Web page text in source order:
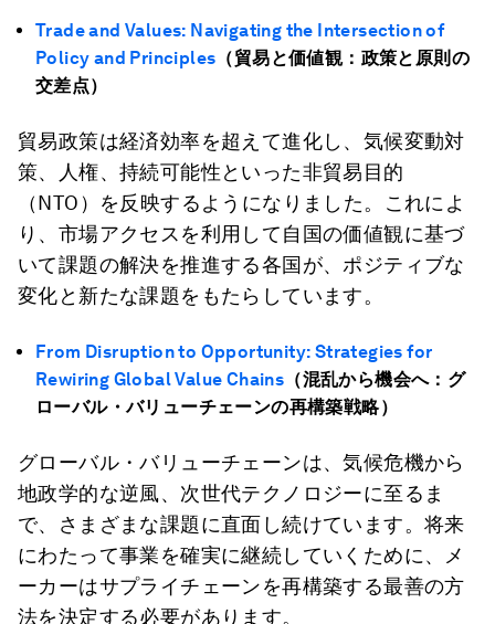
Trade and Values: Navigating the Intersection of
Policy and Principles （貿易と価値観：政策と原則の
交差点）
貿易政策は経済効率を超えて進化し、気候変動対
策、人権、持続可能性といった非貿易目的
（NTO）を反映するようになりました。これによ
り、市場アクセスを利用して自国の価値観に基づ
いて課題の解決を推進する各国が、ポジティブな
変化と新たな課題をもたらしています。
From Disruption to Opportunity: Strategies for
Rewiring Global Value Chains （混乱から機会へ：グ
ローバル・バリューチェーンの再構築戦略）
グローバル・バリューチェーンは、気候危機から
地政学的な逆風、次世代テクノロジーに至るま
で、さまざまな課題に直面し続けています。将来
にわたって事業を確実に継続していくために、メ
ーカーはサプライチェーンを再構築する最善の方
法を決定する必要があります。